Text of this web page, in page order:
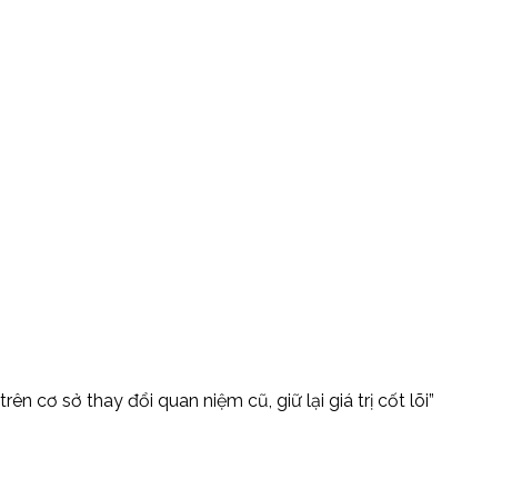
cơ sở thay đổi quan niệm cũ, giữ lại giá trị cốt lõi”